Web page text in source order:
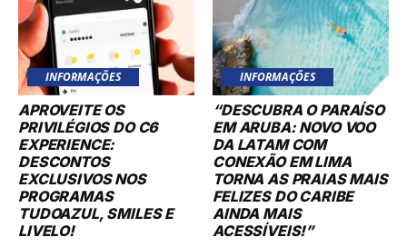
INFORMAÇÕES
APROVEITE OS
PRIVILÉGIOS DO C6
EXPERIENCE:
DESCONTOS
EXCLUSIVOS NOS
PROGRAMAS
TUDOAZUL, SMILES E
LIVELO!
INFORMAÇÕES
“DESCUBRA O PARAÍSO
EM ARUBA: NOVO VOO
DA LATAM COM
CONEXÃO EM LIMA
TORNA AS PRAIAS MAIS
FELIZES DO CARIBE
AINDA MAIS
ACESSÍVEIS!”